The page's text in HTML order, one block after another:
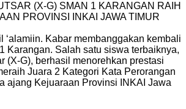
(X-G) SMAN 1 KARANGAN RAIH
PROVINSI INKAI JAWA TIMUR
Kabar membanggakan kembali
Karangan. Salah satu siswa terbaiknya,
(X-G), berhasil menorehkan prestasi
Juara 2 Kategori Kata Perorangan
ajang Kejuaraan Provinsi INKAI Jawa